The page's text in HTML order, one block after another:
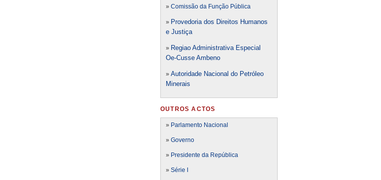
» Comissão da Função Pública
» Provedoria dos Direitos Humanos
e Justiça
» Regiao Administrativa Especial
Oe-Cusse Ambeno
» Autoridade Nacional do Petróleo
Minerais
OUTROS ACTOS
» Parlamento Nacional
» Governo
» Presidente da República
» Série I